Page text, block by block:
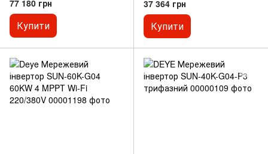
77 180 грн
Купити
37 364 грн
Купити